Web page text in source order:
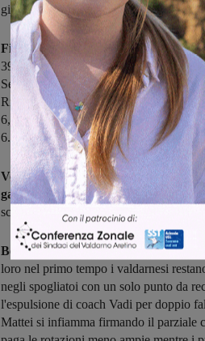
già tutti.
Fides WebKorner Montevarchi –
39, 53-45).
Fides: Bonciani 4, Dainelli
Sereni 6, Baldini 6, Caponi 8, Cinque
Righeschi.
Pielle: Dell'Agnello 11,
6, Giannetti, Capobianchi 7, Baldelli,
6. Allenatore: Marzini.
Venti minuti in perfetto equilibrio,
gara in favore dei valbisentini
. La
sconfitta dalla sua gara d'esordio in C
Bene il neo arrivato Giuliana, Galli e
loro nel primo tempo i valdarnesi
negli spogliatoi con un solo punto da
l'espulsione di coach Vadi per doppio
Mattei si infiamma firmando il parziale